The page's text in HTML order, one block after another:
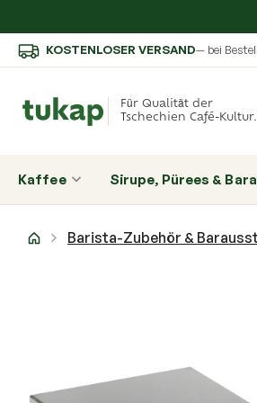
Zum
Inhalt
KOSTENLOSER VERSAND— bei
Für Qualität der
Tschechien Café-Kultur.
Kaffee Sirupe, Pürees &
Startseite
Barista-Zubehör &